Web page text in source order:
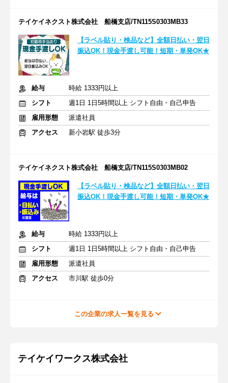
テイケイネクスト株式会社 船橋支店/TN115S0303MB33
【ラベル貼り・検品など】全額日払い・翌日
振込OK！現金手渡し可能！短期・単発OK★
給与
時給 1333円以上
シフト
週1日 1日5時間以上 シフト自由・自己申告
雇用形態
派遣社員
アクセス
新小岩駅 徒歩3分
テイケイネクスト株式会社 船橋支店/TN115S0303MB02
【ラベル貼り・検品など】全額日払い・翌日
振込OK！現金手渡し可能！短期・単発OK★
給与
時給 1333円以上
シフト
週1日 1日5時間以上 シフト自由・自己申告
雇用形態
派遣社員
アクセス
市川駅 徒歩0分
この企業の求人一覧を見る
テイケイワークス株式会社